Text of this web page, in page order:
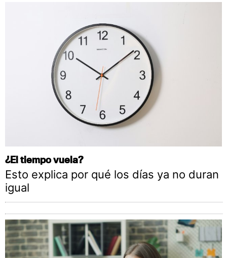
¿El tiempo vuela?
Esto explica por qué los días ya no duran
igual